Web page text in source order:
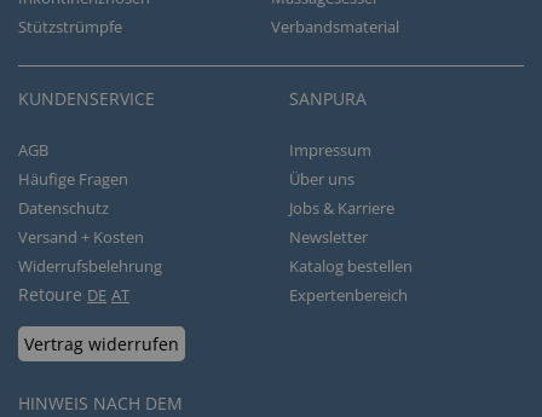
Stützstrümpfe
Verbandsmaterial
KUNDENSERVICE
AGB
Häufige Fragen
Datenschutz
Versand + Kosten
Widerrufsbelehrung
Retoure DE AT
Vertrag widerrufen
HINWEIS NACH DEM
SANPURA
Impressum
Über uns
Jobs & Karriere
Newsletter
Katalog bestellen
Expertenbereich